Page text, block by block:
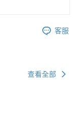
客服
查看全部